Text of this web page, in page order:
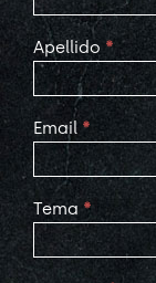
Apellido *
Email *
Tema *